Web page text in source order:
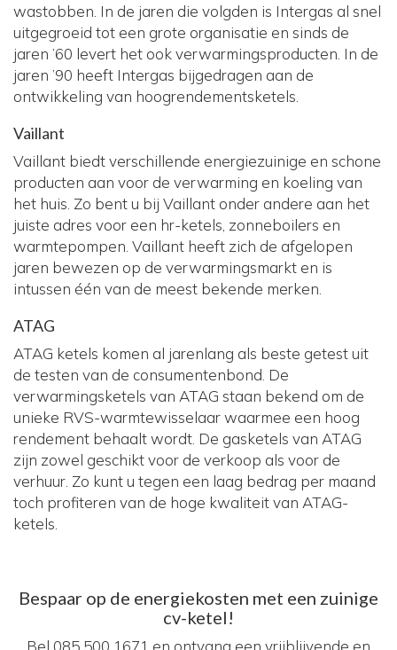
wastobben. In de jaren die volgden is Intergas al snel
uitgegroeid tot een grote organisatie en sinds de
jaren ’60 levert het ook verwarmingsproducten. In de
jaren ’90 heeft Intergas bijgedragen aan de
ontwikkeling van hoogrendementsketels.
Vaillant
Vaillant biedt verschillende energiezuinige en schone
producten aan voor de verwarming en koeling van
het huis. Zo bent u bij Vaillant onder andere aan het
juiste adres voor een hr-ketels, zonneboilers en
warmtepompen. Vaillant heeft zich de afgelopen
jaren bewezen op de verwarmingsmarkt en is
intussen één van de meest bekende merken.
ATAG
ATAG ketels komen al jarenlang als beste getest uit
de testen van de consumentenbond. De
verwarmingsketels van ATAG staan bekend om de
unieke RVS-warmtewisselaar waarmee een hoog
rendement behaalt wordt. De gasketels van ATAG
zijn zowel geschikt voor de verkoop als voor de
verhuur. Zo kunt u tegen een laag bedrag per maand
toch profiteren van de hoge kwaliteit van ATAG-
ketels.
Bespaar op de energiekosten met een zuinige
cv-ketel!
Bel 085 500 1671 en ontvang een vrijblijvende en